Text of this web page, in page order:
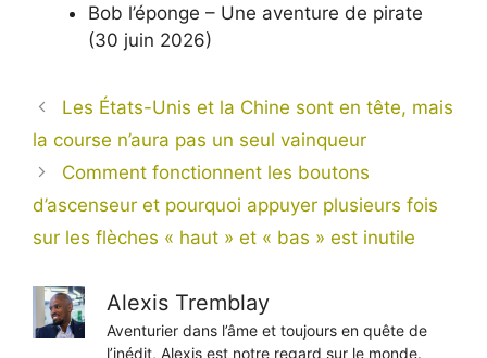
Bob l’éponge – Une aventure de pirate
(30 juin 2026)
Les États-Unis et la Chine sont en tête, mais
la course n’aura pas un seul vainqueur
Comment fonctionnent les boutons
d’ascenseur et pourquoi appuyer plusieurs fois
sur les flèches « haut » et « bas » est inutile
Alexis Tremblay
Aventurier dans l’âme et toujours en quête de
l’inédit, Alexis est notre regard sur le monde.